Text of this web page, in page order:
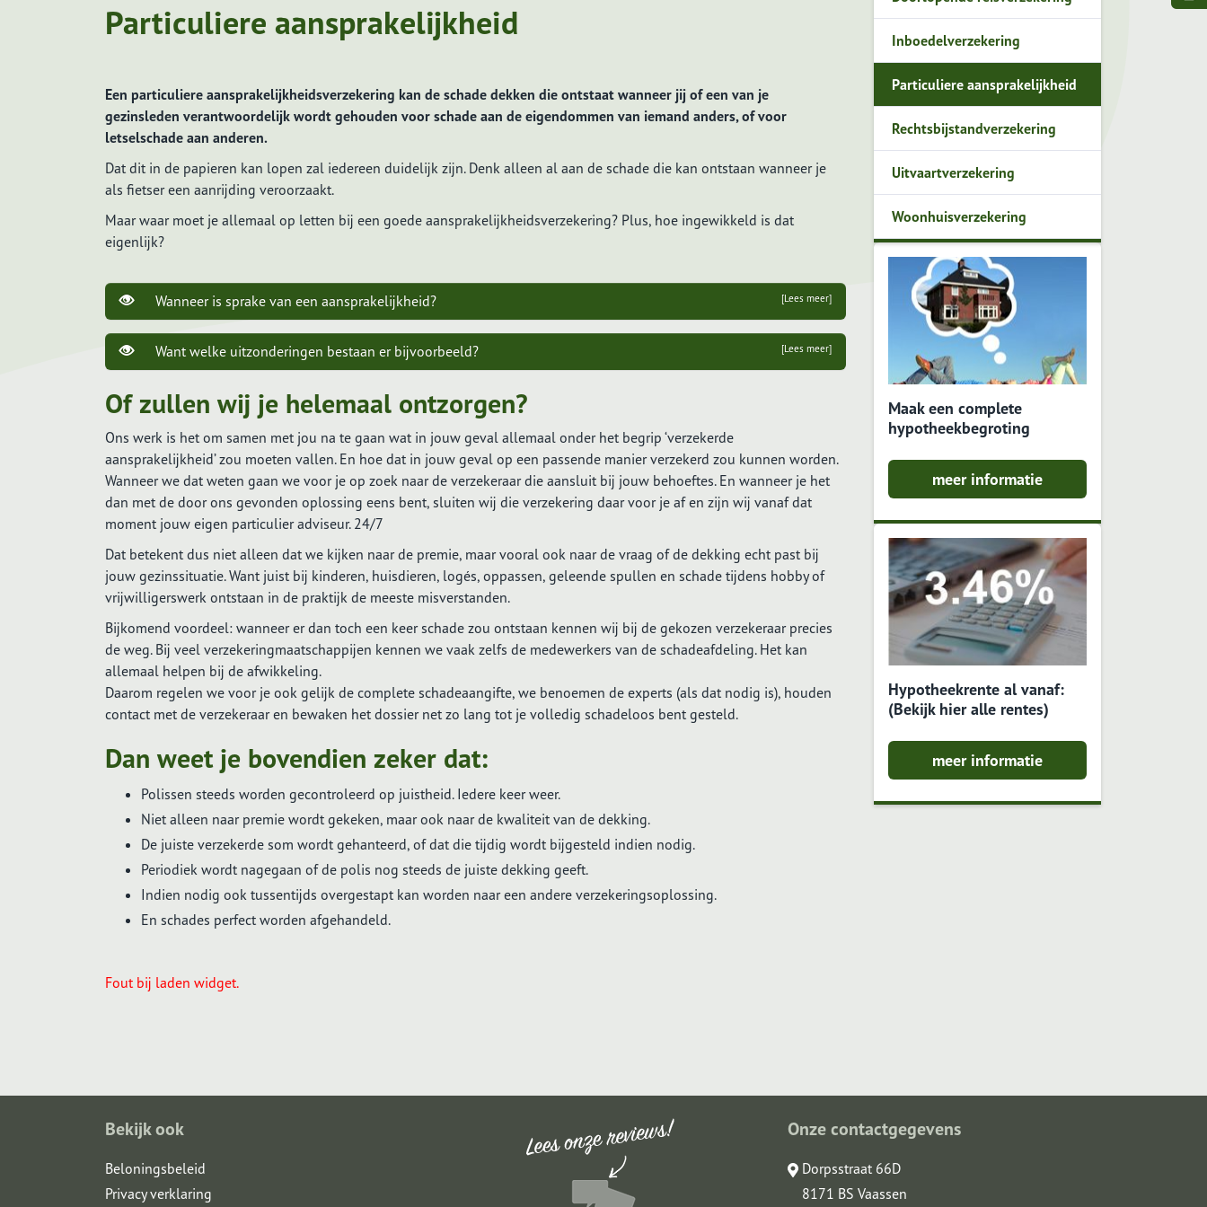
Vergelijkingskaart hypotheek
Vergelijkingskaart risico's afdekken
Vergelijkingskaart vermogen
opbouwen
Particuliere aansprakelijkheid
Een particuliere aansprakelijkheidsverzekering kan de schade dekken die ontstaat wanneer jij of een van je
gezinsleden verantwoordelijk wordt gehouden voor schade aan de eigendommen van iemand anders, of voor
letselschade aan anderen.
Dat dit in de papieren kan lopen zal iedereen duidelijk zijn. Denk alleen al aan de schade die kan ontstaan wanneer je
als fietser een aanrijding veroorzaakt.
Maar waar moet je allemaal op letten bij een goede aansprakelijkheidsverzekering? Plus, hoe ingewikkeld is dat
eigenlijk?
Wanneer is sprake van een aansprakelijkheid? [Lees meer]
Want welke uitzonderingen bestaan er bijvoorbeeld? [Lees meer]
Of zullen wij je helemaal ontzorgen?
Ons werk is het om samen met jou na te gaan wat in jouw geval allemaal onder het begrip ‘verzekerde
aansprakelijkheid’ zou moeten vallen. En hoe dat in jouw geval op een passende manier verzekerd zou kunnen worden.
Wanneer we dat weten gaan we voor je op zoek naar de verzekeraar die aansluit bij jouw behoeftes. En wanneer je het
dan met de door ons gevonden oplossing eens bent, sluiten wij die verzekering daar voor je af en zijn wij vanaf dat
moment jouw eigen particulier adviseur. 24/7
Dat betekent dus niet alleen dat we kijken naar de premie, maar vooral ook naar de vraag of de dekking echt past bij
jouw gezinssituatie. Want juist bij kinderen, huisdieren, logés, oppassen, geleende spullen en schade tijdens hobby of
vrijwilligerswerk ontstaan in de praktijk de meeste misverstanden.
Bijkomend voordeel: wanneer er dan toch een keer schade zou ontstaan kennen wij bij de gekozen verzekeraar precies
de weg. Bij veel verzekeringmaatschappijen kennen we vaak zelfs de medewerkers van de schadeafdeling. Het kan
allemaal helpen bij de afwikkeling.
Daarom regelen we voor je ook gelijk de complete schadeaangifte, we benoemen de experts (als dat nodig is), houden
contact met de verzekeraar en bewaken het dossier net zo lang tot je volledig schadeloos bent gesteld.
Dan weet je bovendien zeker dat:
Polissen steeds worden gecontroleerd op juistheid. Iedere keer weer.
Niet alleen naar premie wordt gekeken, maar ook naar de kwaliteit van de dekking.
De juiste verzekerde som wordt gehanteerd, of dat die tijdig wordt bijgesteld indien nodig.
Periodiek wordt nagegaan of de polis nog steeds de juiste dekking geeft.
Indien nodig ook tussentijds overgestapt kan worden naar een andere verzekeringsoplossing.
En schades perfect worden afgehandeld.
Fout bij laden widget.
Inboedelverzekering
Particuliere aansprakelijkheid
Rechtsbijstandverzekering
Uitvaartverzekering
Woonhuisverzekering
Maak een complete
hypotheekbegroting
meer informatie
Hypotheekrente al vanaf:
(Bekijk hier alle rentes)
meer informatie
Bekijk ook
Beloningsbeleid
Privacy verklaring
Onze contactgegevens
Dorpsstraat 66D
8171 BS Vaassen